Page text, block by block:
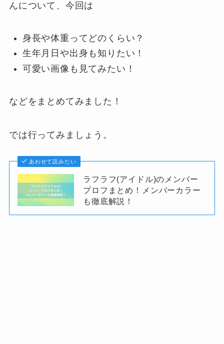
んについて、今回は
身長や体重ってどのくらい？
生年月日や出身も知りたい！
可愛い画像も見てみたい！
などをまとめてみました！
では行ってみましょう。
あわせて読みたい
ラフラフ(アイドル)のメンバー
プロフまとめ！メンバーカラー
も徹底解説！